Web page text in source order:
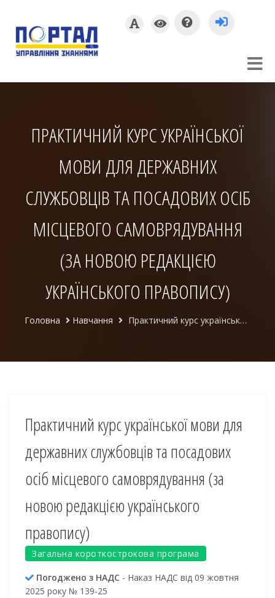
ПРАКТИЧНИЙ КУРС УКРАЇНСЬКОЇ
МОВИ ДЛЯ ДЕРЖАВНИХ
СЛУЖБОВЦІВ ТА ПОСАДОВИХ ОСІБ
МІСЦЕВОГО САМОВРЯДУВАННЯ
(ЗА НОВОЮ РЕДАКЦІЄЮ
УКРАЇНСЬКОГО ПРАВОПИСУ)
Головна Навчання Практичний курс української мови для державних службовців та посадових осіб місцевого самоврядування (за новою редакцією українського правопису)
Практичний курс української мови для
державних службовців та посадових
осіб місцевого самоврядування (за
новою редакцією українського
правопису)
Загальна короткострокова програма
Погоджено з НАДС - Наказ НАДС від 09 жовтня
2025 року № 139-25